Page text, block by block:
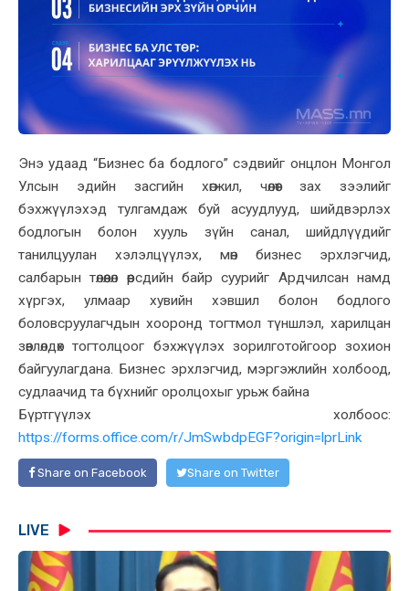
Энэ удаад “Бизнес ба бодлого” сэдвийг онцлон Монгол
Улсын эдийн засгийн хөгжил, чөлөөт зах зээлийг
бэхжүүлэхэд тулгамдаж буй асуудлууд, шийдвэрлэх
бодлогын болон хууль зүйн санал, шийдлүүдийг
танилцуулан хэлэлцүүлэх, мөн бизнес эрхлэгчид,
салбарын төлөөлөл өөрсдийн байр суурийг Ардчилсан намд
хүргэх, улмаар хувийн хэвшил болон бодлого
боловсруулагчдын хооронд тогтмол түншлэл, харилцан
зөвлөлдөх тогтолцоог бэхжүүлэх зорилготойгоор зохион
байгуулагдана. Бизнес эрхлэгчид, мэргэжлийн холбоод,
судлаачид та бүхнийг оролцохыг урьж байна
Бүртгүүлэх холбоос:
https://forms.office.com/r/JmSwbdpEGF?origin=lprLink
Share on Facebook Share on Twitter
LIVE